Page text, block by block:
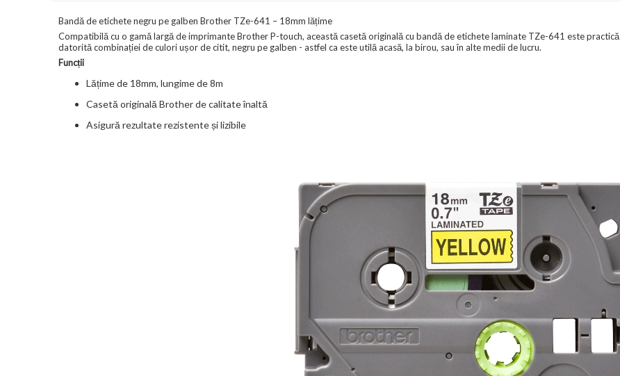
Bandă de etichete negru pe galben Brother TZe-641 – 18mm lățime
Compatibilă cu o gamă largă de imprimante Brother P-touch, această casetă originală cu bandă de etichete laminate TZe-641 este practică
datorită combinației de culori ușor de citit, negru pe galben - astfel ca este utilă acasă, la birou, sau în alte medii de lucru.
Funcții
Lățime de 18mm, lungime de 8m
Casetă originală Brother de calitate înaltă
Asigură rezultate rezistente și lizibile